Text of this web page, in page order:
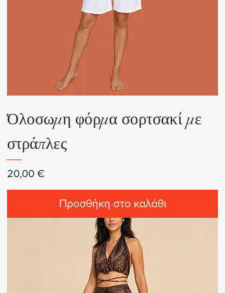
Όλοσωμη φόρμα σορτσακί με
στράπλες
Τιμή
20,00 €
Προσθήκη στο καλάθι